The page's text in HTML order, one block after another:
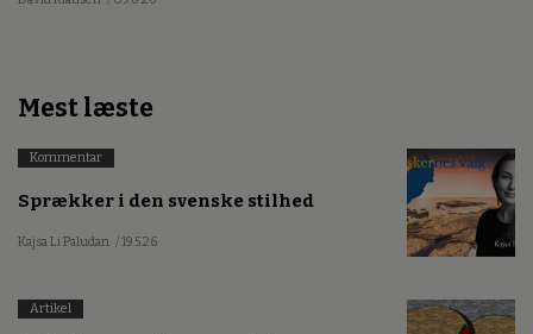
Mest læste
Kommentar
Sprækker i den svenske stilhed
Kajsa Li Paludan / 19.5.26
Artikel